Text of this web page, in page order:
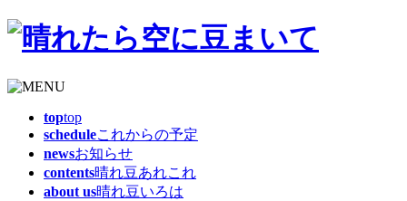
toptop
scheduleこれからの予定
newsお知らせ
contents晴れ豆あれこれ
about us晴れ豆いろは